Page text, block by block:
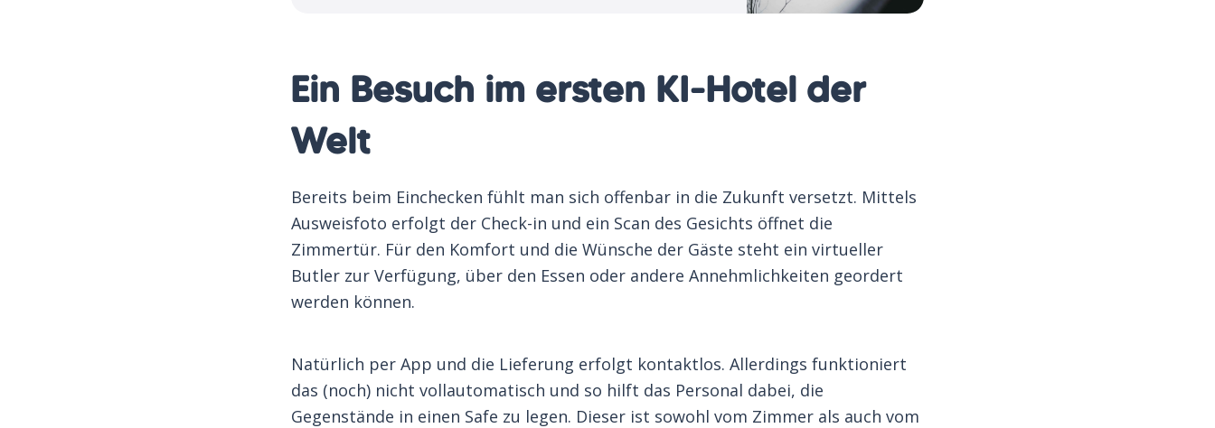
Ein Besuch im ersten KI-Hotel der
Welt
Bereits beim Einchecken fühlt man sich offenbar in die Zukunft versetzt. Mittels
Ausweisfoto erfolgt der Check-in und ein Scan des Gesichts öffnet die
Zimmertür. Für den Komfort und die Wünsche der Gäste steht ein virtueller
Butler zur Verfügung, über den Essen oder andere Annehmlichkeiten geordert
werden können.
Natürlich per App und die Lieferung erfolgt kontaktlos. Allerdings funktioniert
das (noch) nicht vollautomatisch und so hilft das Personal dabei, die
Gegenstände in einen Safe zu legen. Dieser ist sowohl vom Zimmer als auch vom